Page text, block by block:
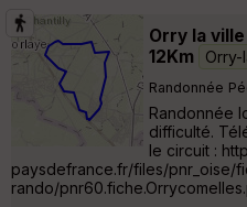
Orry la
12Km
Orry-
Randonnée
Randonnée
difficulté.
le circuit :
paysdefrance.fr/files/pnr_oise/
rando/